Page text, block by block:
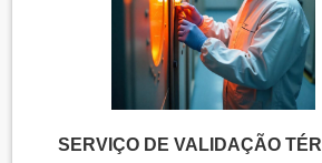
SERVIÇO DE VALIDAÇÃO